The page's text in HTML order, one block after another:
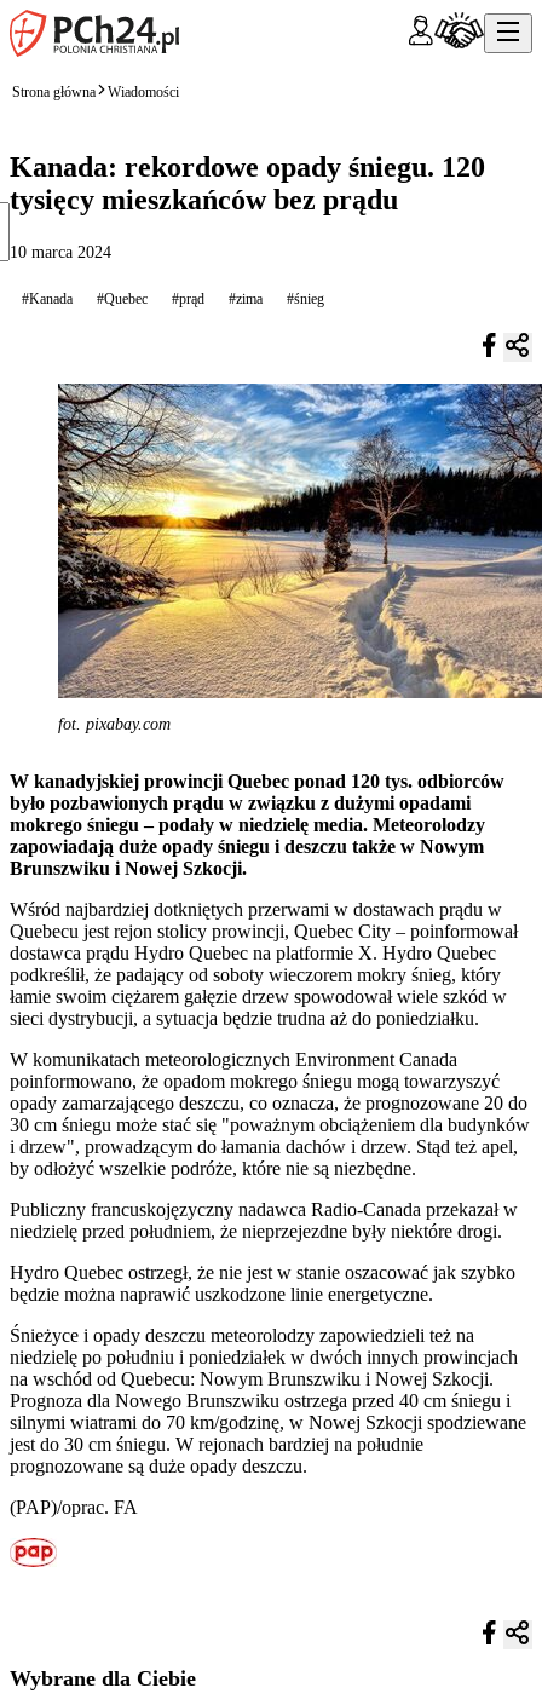
Strona główna Wiadomości
Kanada: rekordowe opady śniegu. 120
tysięcy mieszkańców bez prądu
10 marca 2024
#Kanada #Quebec #prąd #zima #śnieg
fot. pixabay.com
W kanadyjskiej prowincji Quebec ponad 120 tys. odbiorców
było pozbawionych prądu w związku z dużymi opadami
mokrego śniegu – podały w niedzielę media. Meteorolodzy
zapowiadają duże opady śniegu i deszczu także w Nowym
Brunszwiku i Nowej Szkocji.
Wśród najbardziej dotkniętych przerwami w dostawach prądu w
Quebecu jest rejon stolicy prowincji, Quebec City – poinformował
dostawca prądu Hydro Quebec na platformie X. Hydro Quebec
podkreślił, że padający od soboty wieczorem mokry śnieg, który
łamie swoim ciężarem gałęzie drzew spowodował wiele szkód w
sieci dystrybucji, a sytuacja będzie trudna aż do poniedziałku.
W komunikatach meteorologicznych Environment Canada
poinformowano, że opadom mokrego śniegu mogą towarzyszyć
opady zamarzającego deszczu, co oznacza, że prognozowane 20 do
30 cm śniegu może stać się "poważnym obciążeniem dla budynków
i drzew", prowadzącym do łamania dachów i drzew. Stąd też apel,
by odłożyć wszelkie podróże, które nie są niezbędne.
Publiczny francuskojęzyczny nadawca Radio-Canada przekazał w
niedzielę przed południem, że nieprzejezdne były niektóre drogi.
Hydro Quebec ostrzegł, że nie jest w stanie oszacować jak szybko
będzie można naprawić uszkodzone linie energetyczne.
Śnieżyce i opady deszczu meteorolodzy zapowiedzieli też na
niedzielę po południu i poniedziałek w dwóch innych prowincjach
na wschód od Quebecu: Nowym Brunszwiku i Nowej Szkocji.
Prognoza dla Nowego Brunszwiku ostrzega przed 40 cm śniegu i
silnymi wiatrami do 70 km/godzinę, w Nowej Szkocji spodziewane
jest do 30 cm śniegu. W rejonach bardziej na południe
prognozowane są duże opady deszczu.
(PAP)/oprac. FA
Wybrane dla Ciebie